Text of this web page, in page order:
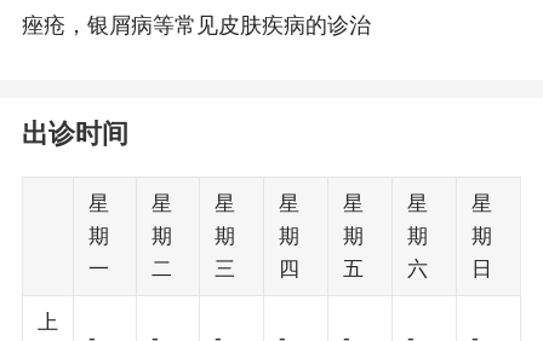
痤疮，银屑病等常见皮肤疾病的诊治
出诊时间
星
期
一
星
期
二
星
期
三
星
期
四
星
期
五
星
期
六
星
期
日
上